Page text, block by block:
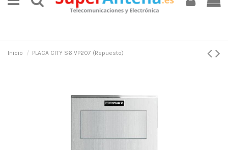
Inicio PLACA CITY S6 VP207 (Repuesto)